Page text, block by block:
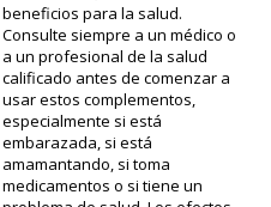
beneficios para la salud.
Consulte siempre a un médico o
a un profesional de la salud
calificado antes de comenzar a
usar estos complementos,
especialmente si está
embarazada, si está
amamantando, si toma
medicamentos o si tiene un